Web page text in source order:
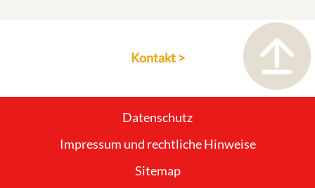
Kontakt >
Datenschutz
Impressum und rechtliche Hinweise
Sitemap